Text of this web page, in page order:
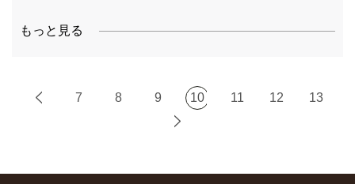
もっと見る
7 8 9 10 11 12 13